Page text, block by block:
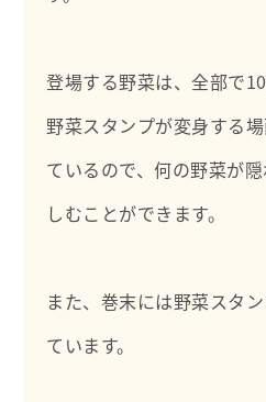
登場する野菜は、全部で10
野菜スタンプが変身する
ているので、何の野菜が
しむことができます。
また、巻末には野菜スタ
ています。